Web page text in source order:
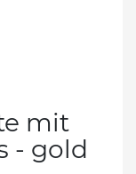
mit
- gold